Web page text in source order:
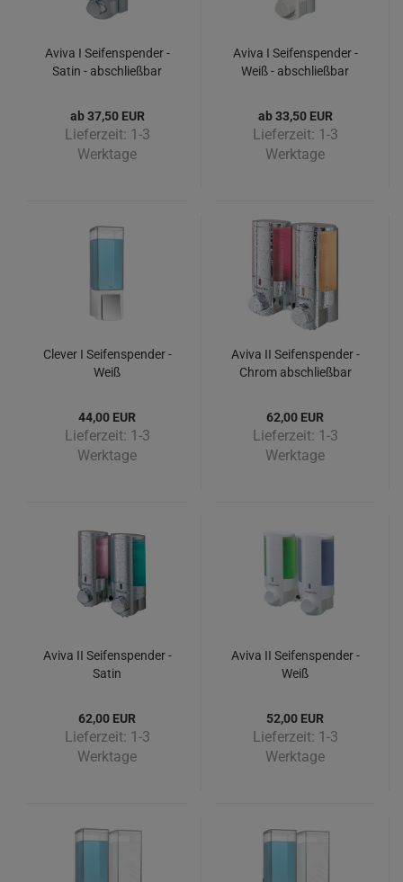
Aviva I Seifenspender -
Satin - abschließbar
ab 37,50 EUR
Lieferzeit: 1-3
Werktage
Aviva I Seifenspender -
Weiß - abschließbar
ab 33,50 EUR
Lieferzeit: 1-3
Werktage
Clever I Seifenspender -
Weiß
44,00 EUR
Lieferzeit: 1-3
Werktage
Aviva II Seifenspender -
Chrom abschließbar
62,00 EUR
Lieferzeit: 1-3
Werktage
Aviva II Seifenspender -
Satin
62,00 EUR
Lieferzeit: 1-3
Werktage
Aviva II Seifenspender -
Weiß
52,00 EUR
Lieferzeit: 1-3
Werktage